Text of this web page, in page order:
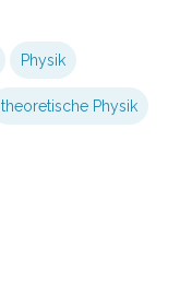
Physik
theoretische Physik